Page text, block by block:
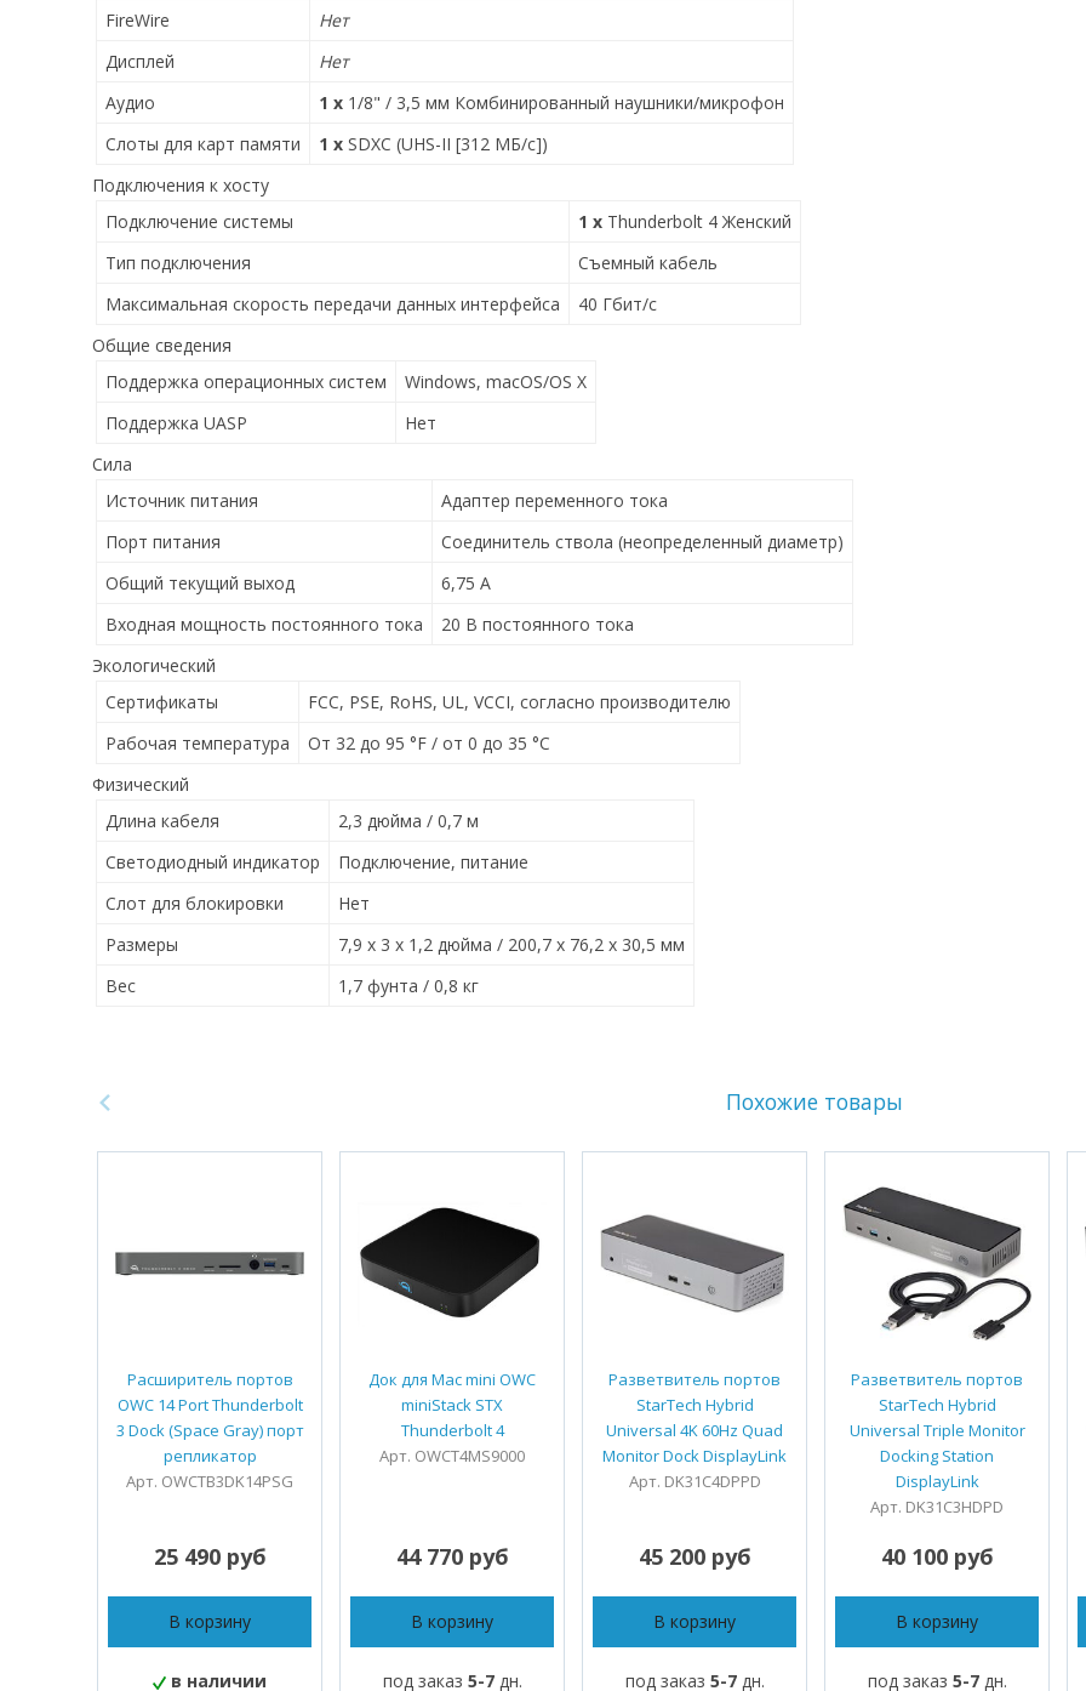
FireWire
Нет
Дисплей
Нет
Аудио
1 x 1/8" / 3,5 мм Комбинированный наушники/микрофон
Слоты для карт памяти
1 x SDXC (UHS-II [312 МБ/с])
Подключения к хосту
Подключение системы
1 х Thunderbolt 4 Женский
Тип подключения
Съемный кабель
Максимальная скорость передачи данных интерфейса
40 Гбит/с
Общие сведения
Поддержка операционных систем
Windows, macOS/OS X
Поддержка UASP
Нет
Сила
Источник питания
Адаптер переменного тока
Порт питания
Соединитель ствола (неопределенный диаметр)
Общий текущий выход
6,75 А
Входная мощность постоянного тока
20 В постоянного тока
Экологический
Сертификаты
FCC, PSE, RoHS, UL, VCCI, согласно производителю
Рабочая температура
От 32 до 95 °F / от 0 до 35 °C
Физический
Длина кабеля
2,3 дюйма / 0,7 м
Светодиодный индикатор
Подключение, питание
Слот для блокировки
Нет
Размеры
7,9 x 3 x 1,2 дюйма / 200,7 x 76,2 x 30,5 мм
Вес
1,7 фунта / 0,8 кг
Похожие товары
Расширитель портов
OWC 14 Port Thunderbolt
3 Dock (Space Gray) порт
репликатор
Арт. OWCTB3DK14PSG
25 490 руб
В корзину
в наличии
Док для Mac mini OWC
miniStack STX
Thunderbolt 4
Арт. OWCT4MS9000
44 770 руб
В корзину
под заказ 5-7дн.
Разветвитель портов
StarTech Hybrid
Universal 4K 60Hz Quad
Monitor Dock DisplayLink
Арт. DK31C4DPPD
45 200 руб
В корзину
под заказ 5-7дн.
Разветвитель портов
StarTech Hybrid
Universal Triple Monitor
Docking Station
DisplayLink
Арт. DK31C3HDPD
40 100 руб
В корзину
под заказ 5-7дн.